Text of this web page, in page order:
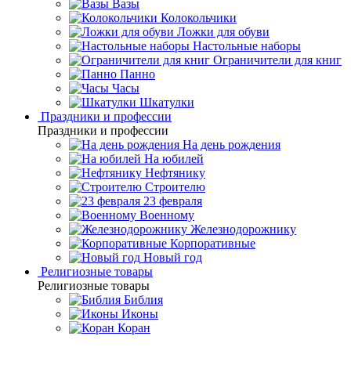
Вазы
Колокольчики
Ложки для обуви
Настольные наборы
Ограничители для книг
Панно
Часы
Шкатулки
Праздники и профессии
Праздники и профессии
На день рождения
На юбилей
Нефтянику
Строителю
23 февраля
Военному
Железнодорожнику
Корпоративные
Новый год
Религиозные товары
Религиозные товары
Библия
Иконы
Коран